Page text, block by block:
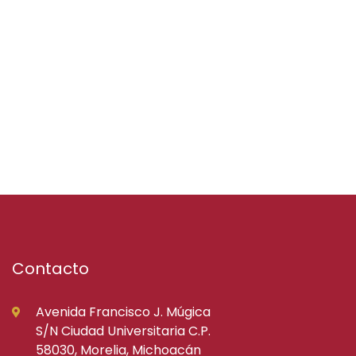
Contacto
Avenida Francisco J. Múgica
S/N Ciudad Universitaria C.P.
58030, Morelia, Michoacán